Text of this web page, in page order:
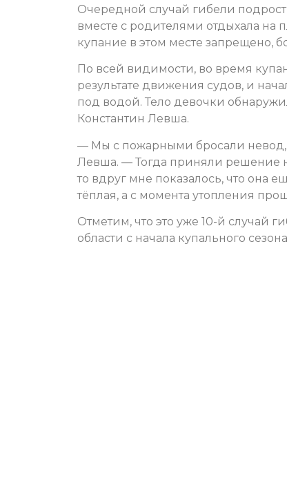
Очередной случай гибели
вместе с родителями отдыхала на
купание в этом месте запрещено,
По всей видимости, во время
результате движения судов, и
под водой. Тело девочки
Константин Левша.
— Мы с пожарными бросали невод,
Левша. — Тогда приняли решение
то вдруг мне показалось, что она
тёплая, а с момента утопления
Отметим, что это уже 10-й случай
области с начала купального